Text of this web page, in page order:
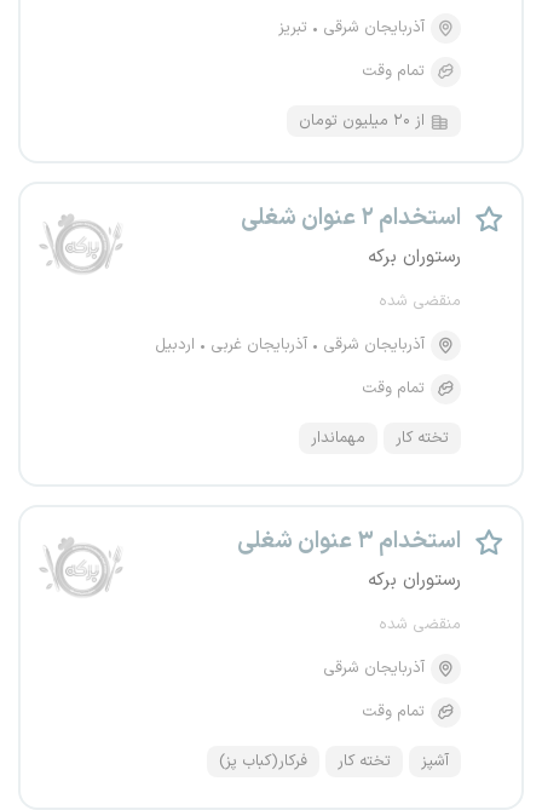
آذربایجان شرقی
تبریز
تمام وقت
از ۲۰ میلیون تومان
استخدام ۲ عنوان شغلی
رستوران برکه
منقضی شده
آذربایجان شرقی
آذربایجان غربی
اردبیل
تمام وقت
تخته کار مهماندار
استخدام ۳ عنوان شغلی
رستوران برکه
منقضی شده
آذربایجان شرقی
تمام وقت
آشپز تخته کار فرکار(کباب پز)